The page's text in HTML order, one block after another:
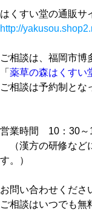
はくすい堂の通販サ
http://
ご相談は、福岡市博
「 薬草の森はくすい
ご相談は予約制とな
営業時間 10：30～
（漢方の研修など
す。）
お問い合わせくださ
ご相談はいつでも無